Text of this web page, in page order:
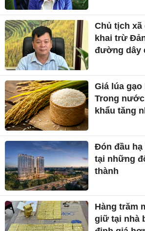
Chủ tịch xã
khai trừ
đường dây
Giá lúa gạo
Trong
khẩu tăng
Đón đầu
tại những
thành
Hàng trăm
giữ tại nhà